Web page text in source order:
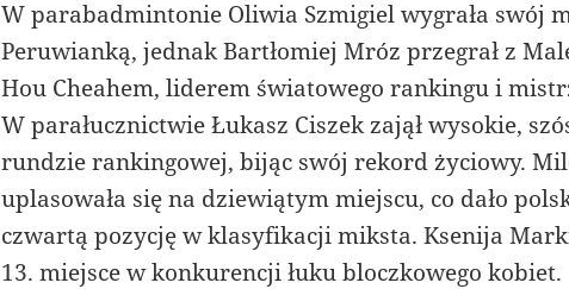
W parabadmintonie Oliwia Szmigiel wygrała swój
Peruwianką, jednak Bartłomiej Mróz przegrał z
Hou Cheahem, liderem światowego rankingu i
W parałucznictwie Łukasz Ciszek zajął wysokie,
rundzie rankingowej, bijąc swój rekord życiowy.
uplasowała się na dziewiątym miejscu, co dało
czwartą pozycję w klasyfikacji miksta. Ksenija
13. miejsce w konkurencji łuku bloczkowego kobiet.